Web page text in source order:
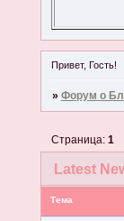
Привет, Гость!
» Форум о
Latest
Страница: 1
Тема